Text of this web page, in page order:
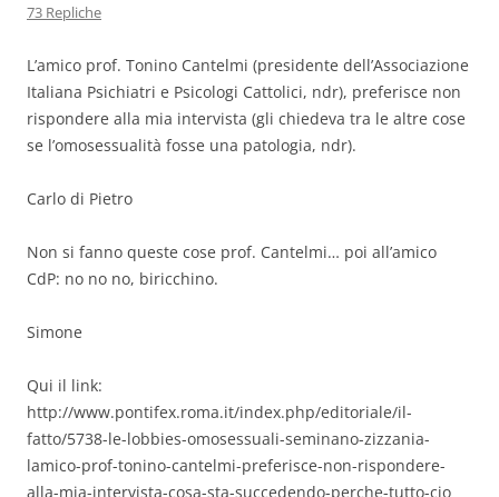
73 Repliche
L’amico prof. Tonino Cantelmi (presidente dell’Associazione
Italiana Psichiatri e Psicologi Cattolici, ndr), preferisce non
rispondere alla mia intervista (gli chiedeva tra le altre cose
se l’omosessualità fosse una patologia, ndr).
Carlo di Pietro
Non si fanno queste cose prof. Cantelmi… poi all’amico
CdP: no no no, biricchino.
Simone
Qui il link:
http://www.pontifex.roma.it/index.php/editoriale/il-
fatto/5738-le-lobbies-omosessuali-seminano-zizzania-
lamico-prof-tonino-cantelmi-preferisce-non-rispondere-
alla-mia-intervista-cosa-sta-succedendo-perche-tutto-cio